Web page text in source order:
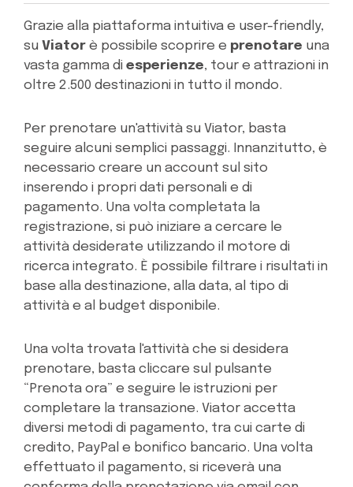
Grazie alla piattaforma intuitiva e user-friendly,
su Viator è possibile scoprire e prenotare una
vasta gamma di esperienze, tour e attrazioni in
oltre 2.500 destinazioni in tutto il mondo.
Per prenotare un'attività su Viator, basta
seguire alcuni semplici passaggi. Innanzitutto, è
necessario creare un account sul sito
inserendo i propri dati personali e di
pagamento. Una volta completata la
registrazione, si può iniziare a cercare le
attività desiderate utilizzando il motore di
ricerca integrato. È possibile filtrare i risultati in
base alla destinazione, alla data, al tipo di
attività e al budget disponibile.
Una volta trovata l'attività che si desidera
prenotare, basta cliccare sul pulsante
“Prenota ora” e seguire le istruzioni per
completare la transazione. Viator accetta
diversi metodi di pagamento, tra cui carte di
credito, PayPal e bonifico bancario. Una volta
effettuato il pagamento, si riceverà una